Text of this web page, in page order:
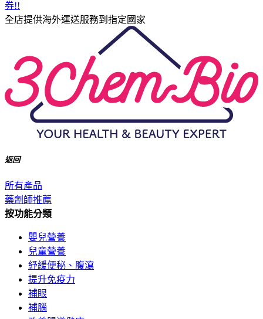
券!!
全店提供海外運送服務到指定國家
返回
所有產品
藥劑師推薦
按功能分類
嬰兒營養
兒童營養
紓緩便秘、腹瀉
提升免疫力
補眼
補腦